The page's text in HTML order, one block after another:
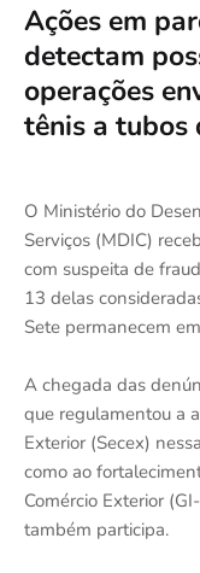
Ações em
detectam
operações
tênis a tubos
O Ministério do
Serviços (MDIC)
com suspeita de
13 delas
Sete permanecem
A chegada das
que regulamentou a
Exterior (Secex)
como ao
Comércio Exterior
também participa.